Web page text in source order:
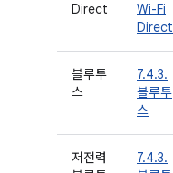
Direct
Wi-Fi
Direct
블루투
스
7.4.3.
블루투
스
저전력
7.4.3.